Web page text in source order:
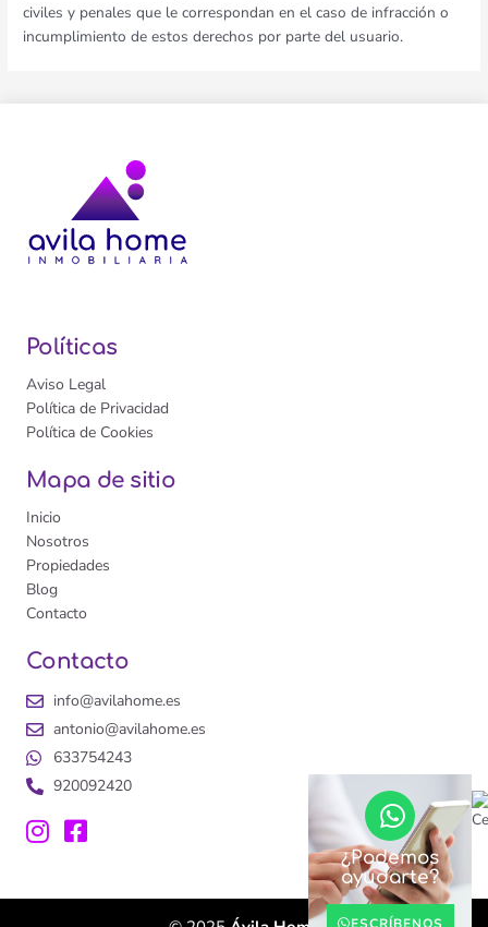
¿Podemos
ayudarte?
civiles y penales que le correspondan en el caso de infracción o
incumplimiento de estos derechos por parte del usuario.
Políticas
Aviso Legal
Política de Privacidad
Política de Cookies
Mapa de sitio
Inicio
Nosotros
Propiedades
Blog
Contacto
Contacto
info@avilahome.es
antonio@avilahome.es
633754243
920092420